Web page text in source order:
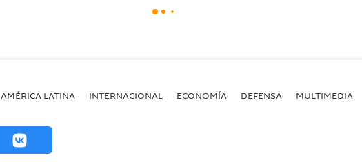
AMÉRICA LATINA INTERNACIONAL ECONOMÍA DEFENSA MULTIMEDIA